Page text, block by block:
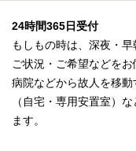
24時間365日受付
もしもの時は、深夜・
ご状況・ご希望などをお
病院などから故人を移
（自宅・専用安置室）
ます。